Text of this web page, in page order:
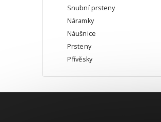
Snubní prsteny
Náramky
Náušnice
Prsteny
Přívěsky